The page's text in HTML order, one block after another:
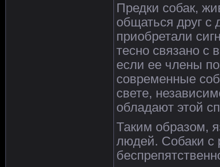
Предки собак,
общаться друг с
приобретали
тесно связано
если ее члены
современные
свете,
обладают этой
Таким образом,
людей. Собаки с